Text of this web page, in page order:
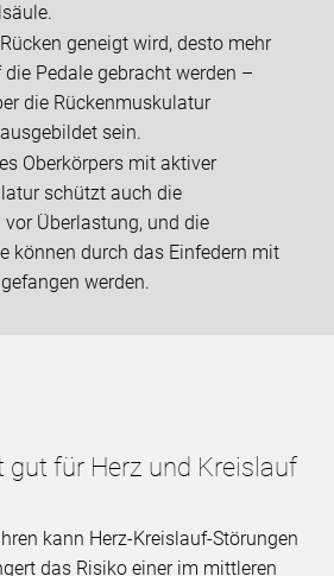
geneigt wird, desto mehr
Pedale gebracht werden –
die Rückenmuskulatur
sein.
Oberkörpers mit aktiver
schützt auch die
vor Überlastung, und die
können durch das Einfedern mit
werden.
gut für Herz und Kreislauf
kann Herz-Kreislauf-Störungen
das Risiko einer im mittleren